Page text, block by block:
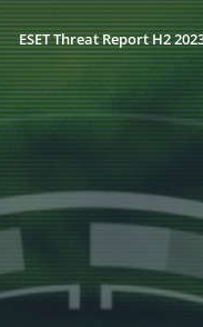
ESET Threat Report H2